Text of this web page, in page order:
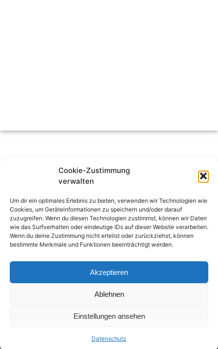
Cookie-Zustimmung
verwalten
Um dir ein optimales Erlebnis zu bieten, verwenden wir Technologien wie
Cookies, um Geräteinformationen zu speichern und/oder darauf
zuzugreifen. Wenn du diesen Technologien zustimmst, können wir Daten
wie das Surfverhalten oder eindeutige IDs auf dieser Website verarbeiten.
Wenn du deine Zustimmung nicht erteilst oder zurückziehst, können
bestimmte Merkmale und Funktionen beeinträchtigt werden.
Akzeptieren
Ablehnen
Einstellungen ansehen
Datenschutz
urbatschek@tu-training.de
+49 (0) 4121 491835
FÜR SIE
Webinar: So löst man Probleme heute